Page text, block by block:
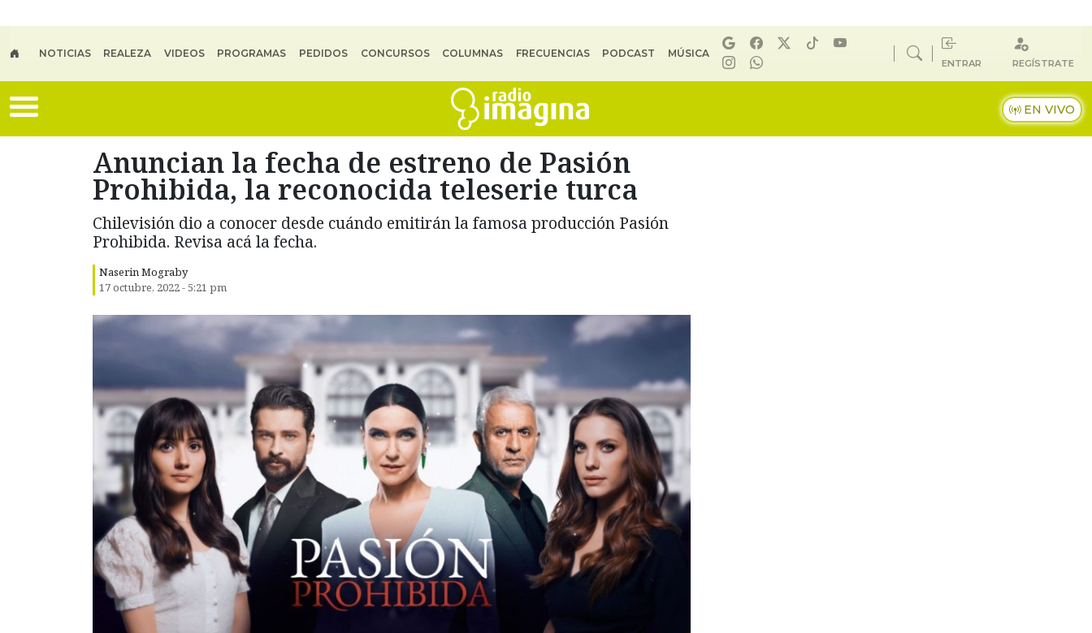
NOTICIAS REALEZA VIDEOS PROGRAMAS PEDIDOS CONCURSOS COLUMNAS FRECUENCIAS PODCAST MÚSICA
ENTRAR REGÍSTRATE
EN VIVO
Anuncian la fecha de estreno de Pasión
Prohibida, la reconocida teleserie turca
Chilevisión dio a conocer desde cuándo emitirán la famosa producción Pasión
Prohibida. Revisa acá la fecha.
Naserin Mograby
17 octubre, 2022 - 5:21 pm